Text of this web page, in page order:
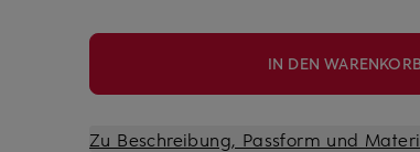
IN DEN WARENKORB
Zu Beschreibung, Passform und